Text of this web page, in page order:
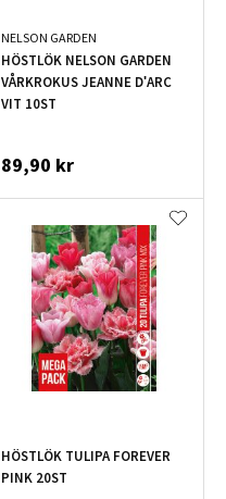
NELSON GARDEN
HÖSTLÖK NELSON GARDEN
VÅRKROKUS JEANNE D'ARC
VIT 10ST
89,90 kr
HÖSTLÖK TULIPA FOREVER
PINK 20ST